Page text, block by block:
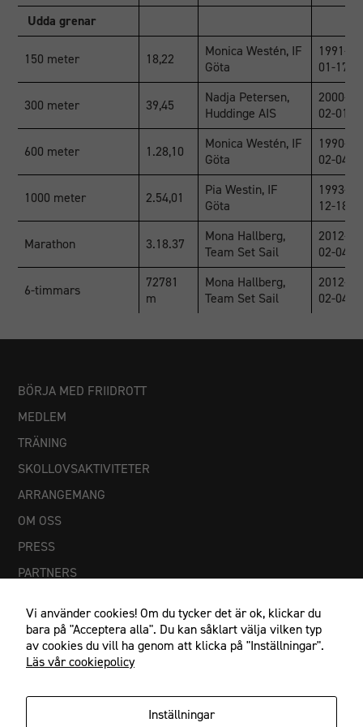
Udda grenar
150 meter 18,22
Monica Westén, IF
Göta
1991-
01-17
300 meter 39,45
Nadja Petersen,
Huddinge AIS
2000-
02-01
600 meter 1.28,10
Monica Westén, IF
Göta
1990-
02-04
1000 meter 2.54,01
Pia Westin, IF
Göta
1993-
12-18
Marathon 3.18.37
Mona Hallberg,
Team Set Sail
2012-
02-04
6-timmars
72781
m
Mona Hallberg,
Team Set Sail
2012-
02-04
BÖRJA MED FRIIDROTT
MEDLEM
TRÄNING
SKOLLOVSAKTIVITETER
ARRANGEMANG
OM OSS
PRESS
PARTNERS
Vi använder cookies! Om du tycker det är ok, klickar du
bara på "Acceptera alla". Du kan såklart välja vilken typ
av cookies du vill ha genom att klicka på "Inställningar".
Läs vår cookiepolicy
Inställningar
Statistik
kunna
förbättra
hemsidans
funktionalitet
och
uppbyggnad,
baserat på
hur
hemsidan
används.
Upplevelse
För att vår
hemsida ska
prestera så